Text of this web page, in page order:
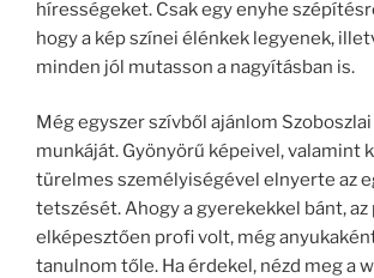
hírességeket. Csak egy enyhe
hogy a kép színei élénkek legyenek,
minden jól mutasson a nagyításban is.
Még egyszer szívből ajánlom
munkáját. Gyönyörű képeivel, valamint
türelmes személyiségével elnyerte az
tetszését. Ahogy a gyerekekkel bánt, az
elképesztően profi volt, még
tanulnom tőle. Ha érdekel, nézd meg a